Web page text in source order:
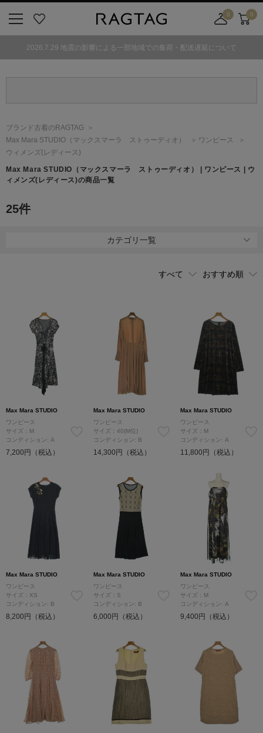
気
0
舗
カ
0
2026.7.29 地震の影響による一部地域での集荷・配送遅延について
ブランド古着のRAGTAG
Max Mara STUDIO （マックスマーラ ストゥーディオ）
ワンピース
ウィメンズ(レディース)
Max Mara STUDIO （マックスマーラ ストゥーディオ）
| ワンピース | ウ
ィメンズ(レディース)の商品一覧
25件
カテゴリ一覧
Max Mara STUDIO
ワンピース
サイズ：M
コンディション: A
7,200円（税込）
Max Mara STUDIO
ワンピース
サイズ：40(M位)
コンディション: B
14,300円（税込）
Max Mara STUDIO
ワンピース
サイズ：M
コンディション: A
11,800円（税込）
Max Mara STUDIO
ワンピース
サイズ：XS
コンディション: B
8,200円（税込）
Max Mara STUDIO
ワンピース
サイズ：S
コンディション: B
6,000円（税込）
Max Mara STUDIO
ワンピース
サイズ：M
コンディション: A
9,400円（税込）